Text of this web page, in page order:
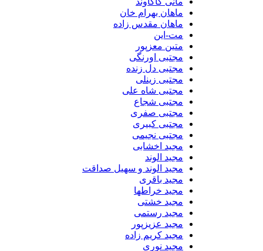
ماهان بهرام خان
ماهان مقدس زاده
مت-این
متین معزپور
مجتبی اورنگی
مجتبی دل زنده
مجتبی زینلی
مجتبی شاه علی
مجتبی شجاع
مجتبی صفری
مجتبی کبیری
مجتبی نجیمی
مجید اخشابی
مجید الوند‎
مجید الوند و سهیل صداقت
مجید باقری
مجید خراطها
مجید خشتی
مجید رستمی
مجید عزیزپور
مجید کریم زاده
مجید نوری